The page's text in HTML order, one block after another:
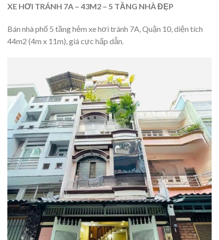
XE HƠI TRÁNH 7A – 43M2 – 5 TẦNG NHÀ ĐẸP
Bán nhà phố 5 tầng hẻm xe hơi tránh 7A, Quận 10, diện tích
44m2 (4m x 11m), giá cực hấp dẫn.